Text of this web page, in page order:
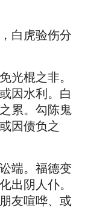
白虎验伤分
光棍之非。
因水利。白
累。勾陈鬼
因债负之
端。福德变
出阴人仆。
友喧哗、或